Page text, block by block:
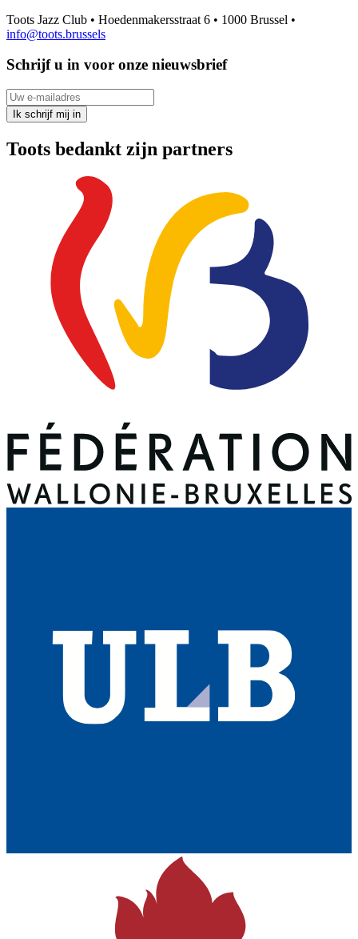
Toots Jazz Club • Hoedenmakersstraat 6 • 1000 Brussel •
info@toots.brussels
Schrijf u in voor onze nieuwsbrief
Uw e-mailadres
Ik schrijf mij in
Toots bedankt zijn partners